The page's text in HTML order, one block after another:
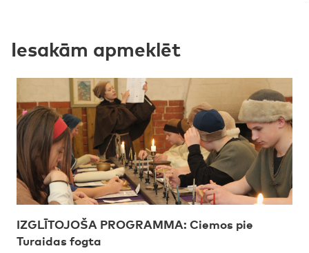
Iesakām apmeklēt
IZGLĪTOJOŠA PROGRAMMA: Ciemos pie
Turaidas fogta